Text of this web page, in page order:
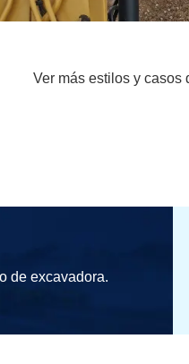
Ver más estilos y casos
de excavadora.